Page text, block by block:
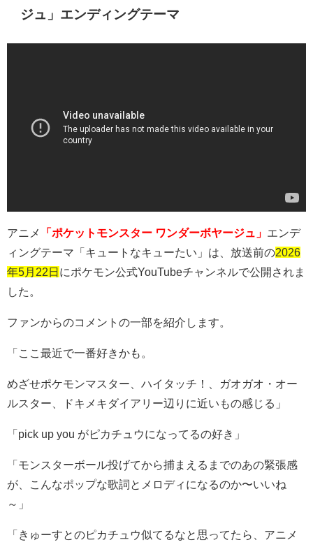
ジュ」エンディングテーマ
アニメ 「ポケットモンスター ワンダーボヤージュ」
エンデ
ィングテーマ「キュートなキューたい」は、放送前の2026
年5月22日 にポケモン公式YouTubeチャンネルで公開されま
した。
ファンからのコメントの一部を紹介します。
「ここ最近で一番好きかも。
めざせポケモンマスター、ハイタッチ！、ガオガオ・オー
ルスター、ドキメキダイアリー辺りに近いもの感じる」
「 pick up you がピカチュウになってるの好き」
「モンスターボール投げてから捕まえるまでのあの緊張感
が、こんなポップな歌詞とメロディになるのか〜いいね
～」
「きゅーすとのピカチュウ似てるなと思ってたら、アニメ